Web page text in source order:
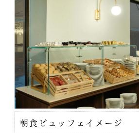
朝食ビュッフェイメージ